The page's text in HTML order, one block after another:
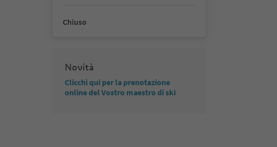
Chiuso
Novità
Clicchi qui per la prenotazione
online del Vostro maestro di ski